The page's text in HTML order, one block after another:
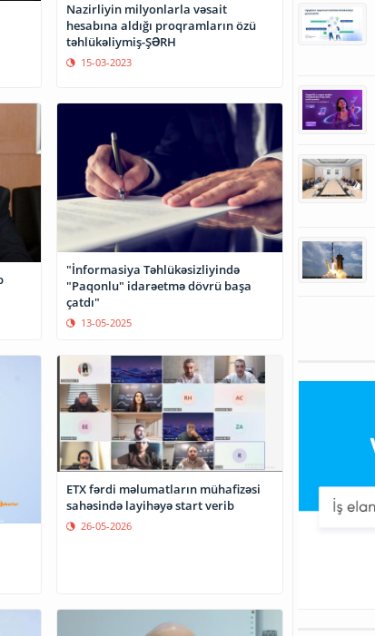
Nazirliyin milyonlarla vəsait
hesabına aldığı proqramların özü
təhlükəliymiş-ŞƏRH
15-03-2023
"İnformasiya Təhlükəsizliyində
"Paqonlu" idarəetmə dövrü başa
çatdı"
13-05-2025
ETX fərdi məlumatların mühafizəsi
sahəsində layihəyə start verib
26-05-2026